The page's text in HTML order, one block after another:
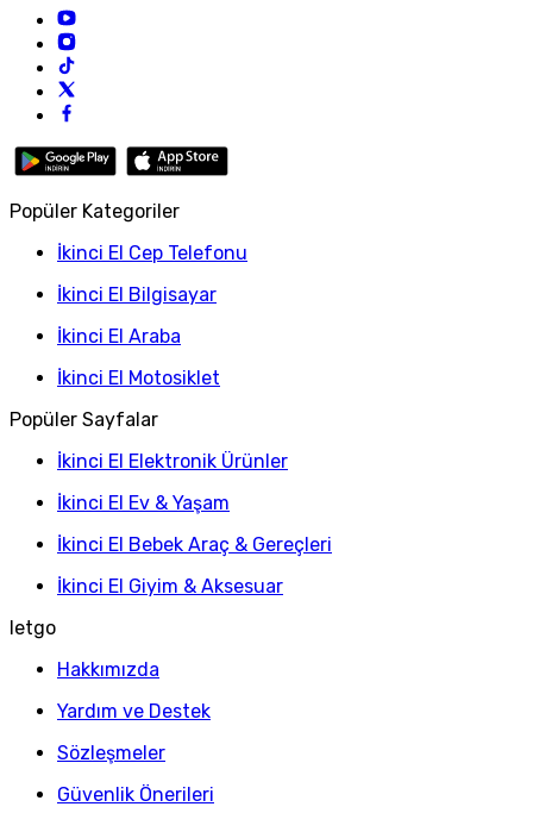
Popüler Kategoriler
İkinci El Cep Telefonu
İkinci El Bilgisayar
İkinci El Araba
İkinci El Motosiklet
Popüler Sayfalar
İkinci El Elektronik Ürünler
İkinci El Ev & Yaşam
İkinci El Bebek Araç & Gereçleri
İkinci El Giyim & Aksesuar
letgo
Hakkımızda
Yardım ve Destek
Sözleşmeler
Güvenlik Önerileri